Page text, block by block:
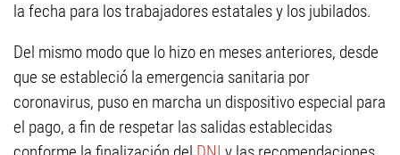
la fecha para los trabajadores estatales y los jubilados.
Del mismo modo que lo hizo en meses anteriores, desde
que se estableció la emergencia sanitaria por
coronavirus, puso en marcha un dispositivo especial para
el pago, a fin de respetar las salidas establecidas